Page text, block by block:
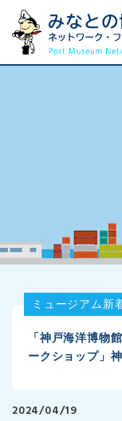
ミュージアム新
「神戸海洋博物
ークショップ」
2024/04/19